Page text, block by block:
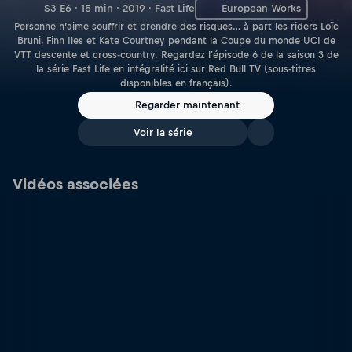
S3 E6 · 15 min · 2019 · Fast Life European Works
Personne n’aime souffrir et prendre des risques… à part les riders Loïc
Bruni, Finn Iles et Kate Courtney pendant la Coupe du monde UCI de
VTT descente et cross-country. Regardez l'épisode 6 de la saison 3 de
la série Fast Life en intégralité ici sur Red Bull TV (sous-titres
disponibles en français).
Regarder maintenant
Voir la série
Vidéos associées